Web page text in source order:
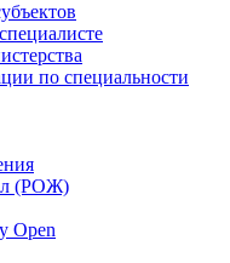
по специальности
(РОЖ)
Open